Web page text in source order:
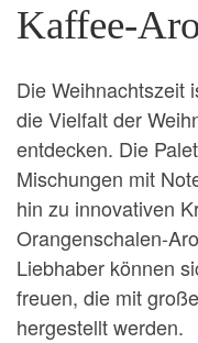
Kaffee-
Die Weihnachtszeit
die Vielfalt der
entdecken. Die
Mischungen mit
hin zu innovativen
Orangenschalen-
Liebhaber können
freuen, die mit
hergestellt werden.